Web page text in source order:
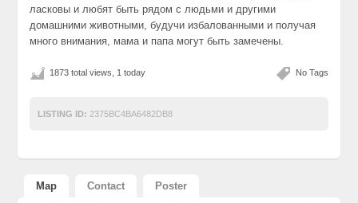
ласковы и любят быть рядом с людьми и другими
домашними животными, будучи избалованными и получая
много внимания, мама и папа могут быть замечены.
No Tags
1873 total views, 1 today
LISTING ID: 2375BC4BA6482DB8
Map Contact Poster